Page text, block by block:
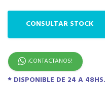
CONSULTAR STOCK
¡CONTACTANOS!
* DISPONIBLE DE 24 A 48HS.